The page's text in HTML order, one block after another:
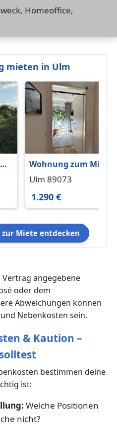
Homeoffice,
mieten in Ulm
Wohnung zum Mieten
in Ulm 1.290 € 86 m²
Ulm 89073
1.290 €
Miete entdecken
angegebene
oder dem
Abweichungen können
Nebenkosten sein.
& Kaution –
bestimmen deine
ist:
Welche Positionen
nicht?